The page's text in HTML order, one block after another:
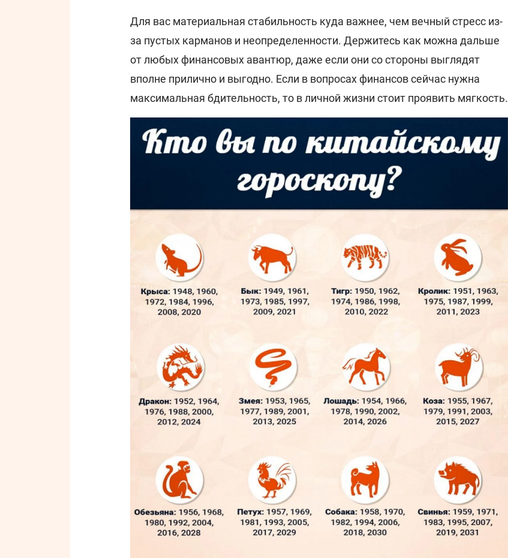
Для вас материальная стабильность куда важнее, чем вечный стресс из-
за пустых карманов и неопределенности. Держитесь как можна дальше
от любых финансовых авантюр, даже если они со стороны выглядят
вполне прилично и выгодно. Если в вопросах финансов сейчас нужна
максимальная бдительность, то в личной жизни стоит проявить мягкость.